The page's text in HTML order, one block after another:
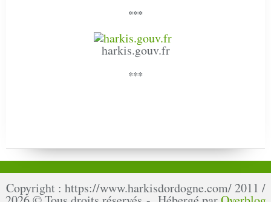
***
harkis.gouv.fr
***
Copyright : https://www.harkisdordogne.com/ 2011 /